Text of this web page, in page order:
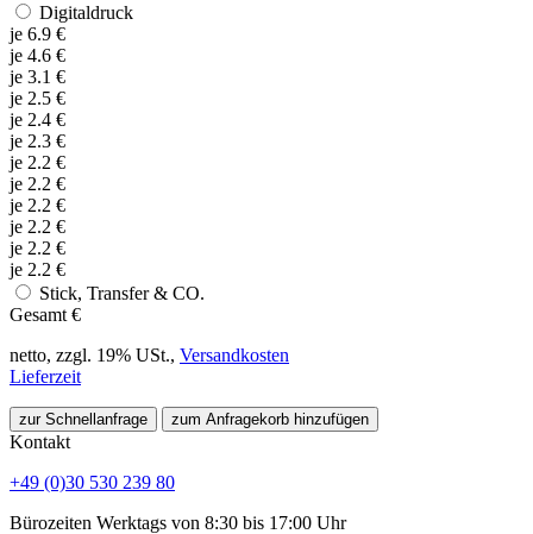
Digitaldruck
je 6.9 €
je 4.6 €
je 3.1 €
je 2.5 €
je 2.4 €
je 2.3 €
je 2.2 €
je 2.2 €
je 2.2 €
je 2.2 €
je 2.2 €
je 2.2 €
Stick, Transfer & CO.
Gesamt €
netto, zzgl. 19% USt., Versandkosten
Lieferzeit
zur Schnellanfrage zum Anfragekorb hinzufügen
Kontakt
+49 (0)30 530 239 80
Bürozeiten Werktags von 8:30 bis 17:00 Uhr